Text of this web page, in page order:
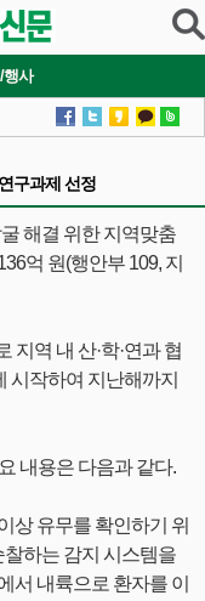
행사
구과제 선정
해결 위한 지역맞춤
억 원(행안부 109, 지
지역 내 산·학·연과 협
시작하여 지난해까지
내용은 다음과 같다.
상 유무를 확인하기 위
하는 감지 시스템을
서 내륙으로 환자를 이